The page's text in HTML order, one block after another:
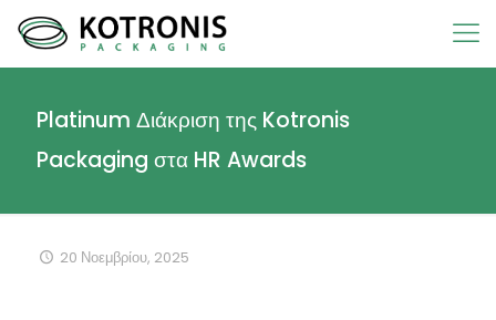
Platinum Διάκριση της Kotronis
Packaging στα HR Awards
20 Νοεμβρίου, 2025